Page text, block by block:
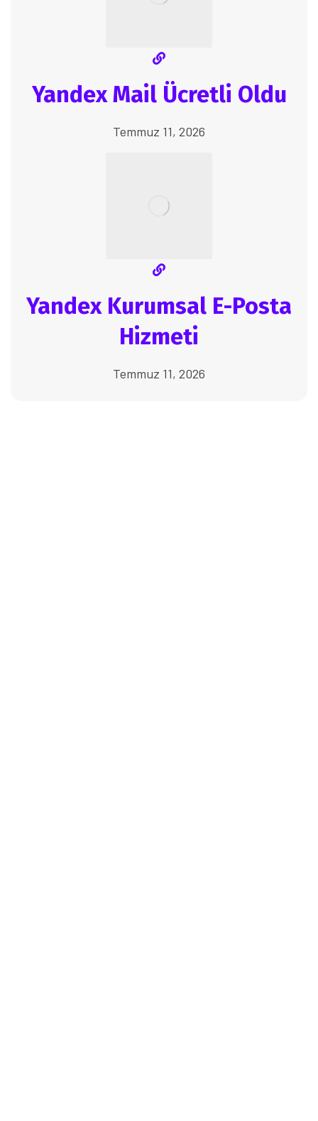
Yandex Mail Ücretli Oldu
Temmuz 11, 2026
Yandex Kurumsal E-Posta
Hizmeti
Temmuz 11, 2026